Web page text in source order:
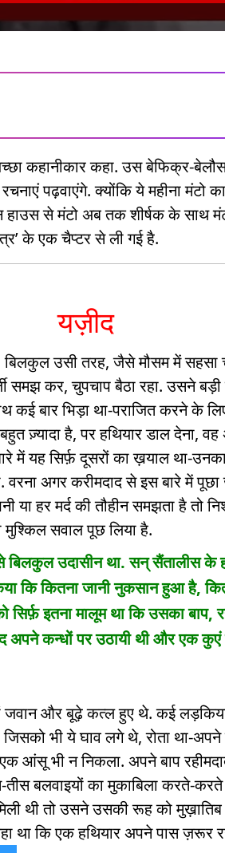
कहानीकार कहा. उस बेफिक्र-
पढ़वाएंगे. क्योंकि ये महीना मंटो
से मंटो अब तक शीर्षक के साथ
के एक चैप्टर से ली गई है.
यज़ीद
उसी तरह, जैसे मौसम में
समझ कर, चुपचाप बैठा रहा. उसने
कई बार भिड़ा था-पराजित करने के
ज़्यादा है, पर हथियार डाल देना, वह
में यह सिर्फ़ दूसरों का ख़याल था-
अगर करीमदाद से इस बारे में पूछा
या हर मर्द की तौहीन समझता है तो
सवाल पूछ लिया है.
बिलकुल उदासीन था. सन् सैंतालीस
कि कितना जानी नुकसान हुआ है,
इतना मालूम था कि उसका बाप,
अपने कन्धों पर उठायी थी और एक
जवान और बूढ़े कत्ल हुए थे. कई
जिसको भी ये घाव लगे थे, रोता था-
आंसू भी न निकला. अपने बाप
बलवाइयों का मुकाबिला करते-करते
थी तो उसने उसकी रूह को मुख़ातिब
था कि एक हथियार अपने पास ज़रूर